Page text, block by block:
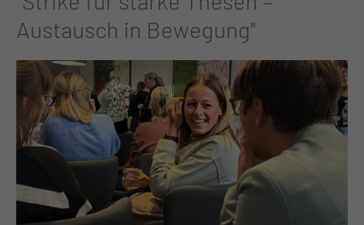
Austausch in Bewegung"